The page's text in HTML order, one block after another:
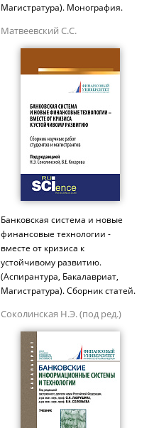
Магистратура). Монография.
Матвеевский С.С.
Банковская система и новые
финансовые технологии -
вместе от кризиса к
устойчивому развитию.
(Аспирантура, Бакалавриат,
Магистратура). Сборник статей.
Соколинская Н.Э. (под ред.)